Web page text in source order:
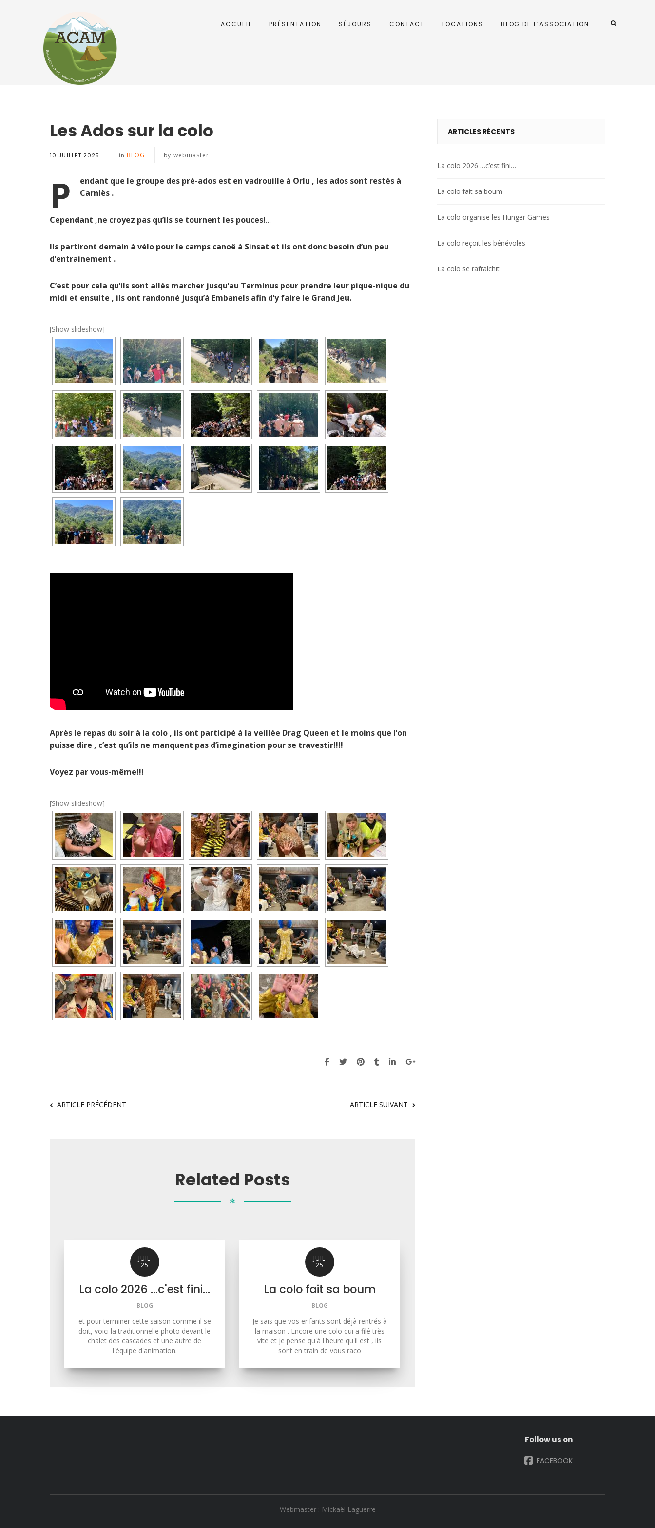
ACCUEIL PRÉSENTATION SÉJOURS CONTACT LOCATIONS BLOG DE L’ASSOCIATION
Les Ados sur la colo
10 JUILLET 2025 in BLOG by webmaster
P
endant que le groupe des pré-ados est en vadrouille à Orlu , les ados sont restés à
Carniès .
Cependant ,ne croyez pas qu’ils se tournent les pouces!…
Ils partiront demain à vélo pour le camps canoë à Sinsat et ils ont donc besoin d’un peu
d’entrainement .
C’est pour cela qu’ils sont allés marcher jusqu’au Terminus pour prendre leur pique-nique du
midi et ensuite , ils ont randonné jusqu’à Embanels afin d’y faire le Grand Jeu.
[Show slideshow]
Après le repas du soir à la colo , ils ont participé à la veillée Drag Queen et le moins que l’on
puisse dire , c’est qu’ils ne manquent pas d’imagination pour se travestir!!!!
Voyez par vous-même!!!
[Show slideshow]
ARTICLE PRÉCÉDENT ARTICLE SUIVANT
Related Posts
✻
JUIL
25
La colo 2026 ...c'est fini...
BLOG
et pour terminer cette saison comme il se
doit, voici la traditionnelle photo devant le
chalet des cascades et une autre de
l'équipe d'animation.
JUIL
25
La colo fait sa boum
BLOG
Je sais que vos enfants sont déjà rentrés à
la maison . Encore une colo qui a filé très
vite et je pense qu'à l'heure qu'il est , ils
sont en train de vous raco
ARTICLES RÉCENTS
La colo 2026 …c’est fini…
La colo fait sa boum
La colo organise les Hunger Games
La colo reçoit les bénévoles
La colo se rafraîchit
Follow us on
FACEBOOK
Webmaster : Mickaël Laguerre